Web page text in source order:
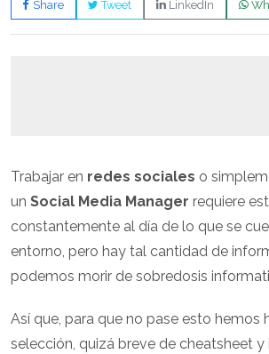
Share Tweet LinkedIn
Trabajar en redes sociales o
un Social Media Manager requiere
constantemente al día de lo que se
entorno, pero hay tal cantidad de
podemos morir de sobredosis
Así que, para que no pase esto hemos
selección, quizá breve de cheatsheet